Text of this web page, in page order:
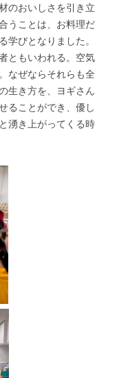
のおいしさを引き立
うことは、お料理だ
学びとなりました。
ともいわれる。空気
なぜならそれらも全
生き方を、ヨギさん
ることができ、優し
湧き上がってくる時